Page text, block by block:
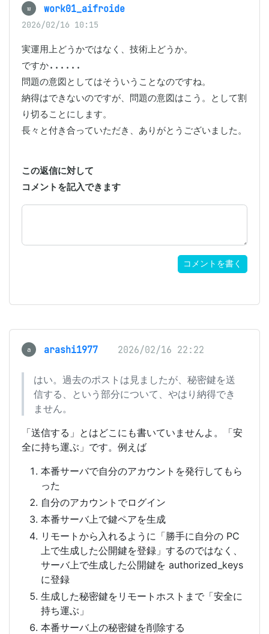
w work01_aifroide
2026/02/16 10:15
実運用上どうかではなく、技術上どうか。
ですか......
問題の意図としてはそういうことなのですね。
納得はできないのですが、問題の意図はこう。として割
り切ることにします。
長々と付き合っていただき、ありがとうございました。
この返信に対して
コメントを記入できます
コメントを書く
a arashi1977 2026/02/16 22:22
はい。過去のポストは見ましたが、秘密鍵を送
信する、という部分について、やはり納得でき
ません。
「送信する」とはどこにも書いていませんよ。「安
全に持ち運ぶ」です。例えば
本番サーバで自分のアカウントを発行してもら
った
自分のアカウントでログイン
本番サーバ上で鍵ペアを生成
リモートから入れるように「勝手に自分の PC
上で生成した公開鍵を登録」するのではなく、
サーバ上で生成した公開鍵を authorized_keys
に登録
生成した秘密鍵をリモートホストまで「安全に
持ち運ぶ」
本番サーバ上の秘密鍵を削除する